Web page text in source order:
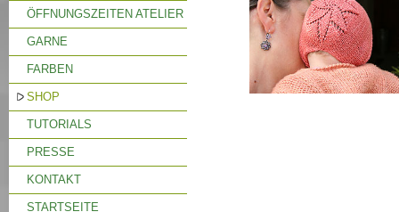
ÖFFNUNGSZEITEN ATELIER
GARNE
FARBEN
SHOP
TUTORIALS
PRESSE
KONTAKT
STARTSEITE